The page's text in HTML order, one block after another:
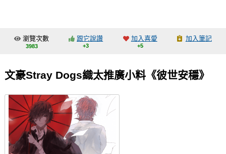
交流中心
會員功能選單
會員中心
註冊會員
登入
瀏覽次數
3983
跟它說讚
+3
加入喜愛
+5
加入筆記
文豪Stray Dogs織太推廣小料《彼世安穩》